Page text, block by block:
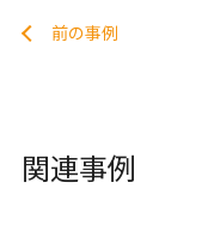
前の事例
関連事例